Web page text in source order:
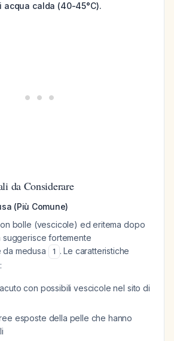
acqua calda (40-45°C).
da Considerare
(Più Comune)
bolle (vescicole) ed eritema dopo
suggerisce fortemente
medusa
1 . Le caratteristiche
acuto con possibili vescicole nel sito di
esposte della pelle che hanno